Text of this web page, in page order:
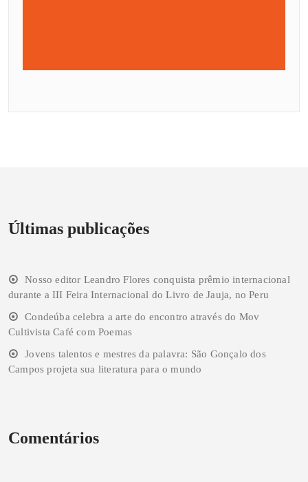
Últimas publicações
Nosso editor Leandro Flores conquista prêmio internacional
durante a III Feira Internacional do Livro de Jauja, no Peru
Condeúba celebra a arte do encontro através do Mov
Cultivista Café com Poemas
Jovens talentos e mestres da palavra: São Gonçalo dos
Campos projeta sua literatura para o mundo
Comentários